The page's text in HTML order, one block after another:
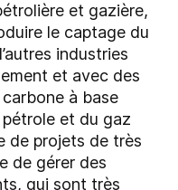
et gazière,
le captage du
industries
et avec des
à base
pétrole et du gaz
de projets de très
de gérer des
qui sont très